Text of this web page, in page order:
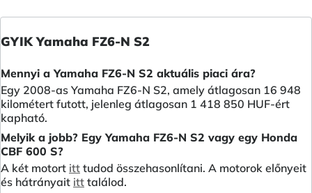
GYIK Yamaha FZ6-N S2
Mennyi a Yamaha FZ6-N S2 aktuális piaci ára?
Egy 2008-as Yamaha FZ6-N S2, amely átlagosan 16 948
kilométert futott, jelenleg átlagosan 1 418 850 HUF-ért
kapható.
Melyik a jobb? Egy Yamaha FZ6-N S2 vagy egy Honda
CBF 600 S?
A két motort itt tudod összehasonlítani. A motorok előnyeit
és hátrányait itt találod.